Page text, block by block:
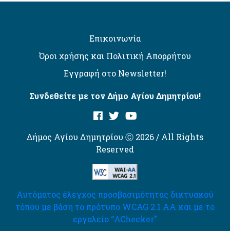
Επικοινωνία
Όροι χρήσης και Πολιτική Απορρήτου
Εγγραφή στο Newsletter!
Συνδεθείτε με τον Δήμο Αγίου Δημητρίου!
Δήμος Αγίου Δημητρίου Ⓒ 2026 / All Rights
Reserved
Αυτόματος έλεγχος προσβασιμότητας δικτυακού
τόπου με βάση το πρότυπο WCAG 2.1 AA και με το
εργαλείο “AChecker”